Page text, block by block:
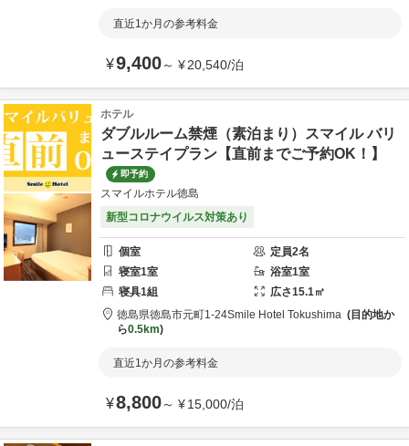
直近1か月の参考料金
¥9,400～ ¥20,540/泊
ホテル
ダブルルーム禁煙（素泊まり）スマイル バリ
ューステイプラン【直前までご予約OK！】
即予約
スマイルホテル徳島
新型コロナウイルス対策あり
個室 定員2名
寝室1室 浴室1室
寝具1組 広さ15.1㎡
徳島県徳島市元町1-24Smile Hotel Tokushima
目的地か
ら0.5km
直近1か月の参考料金
¥8,800～ ¥15,000/泊